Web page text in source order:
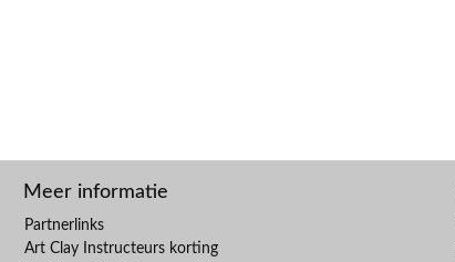
Meer informatie
Partnerlinks
Art Clay Instructeurs korting